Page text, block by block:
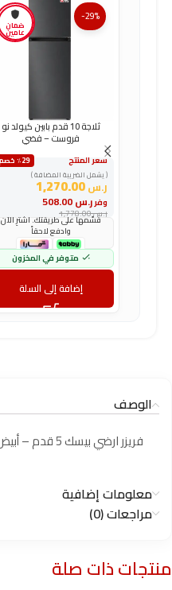
ضمان
عامين
-29%
ثلاجة 10 قدم بابين كيولد نو
فروست – فضي
سعر المنتج
٪29 خصم
( يشمل الضريبة المضافة )
ر.س1,270.00
وفرر.س
ر.س1,778.00
قسّمها على طريقتك. اشترِ الآن
وادفع لاحقاً
متوفر في المخزون
إضافة إلى السلة
الوصف
فريزر ارضي بيسك 5 قدم – أبيض
معلومات إضافية
مراجعات (0)
منتجات ذات صلة